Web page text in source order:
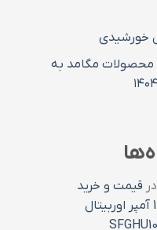
خورشیدی
محصولات مگامد به
در قیمت و خرید
باتری خورشیدی 100 آمپر اوربیتال